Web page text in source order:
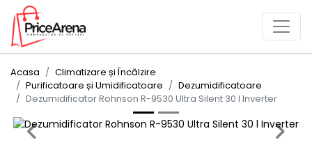
Acasa
Climatizare și Încălzire
Purificatoare și Umidificatoare
Dezumidificatoare
Dezumidificator Rohnson R-9530 Ultra Silent 30 l Inverter
Previous Next